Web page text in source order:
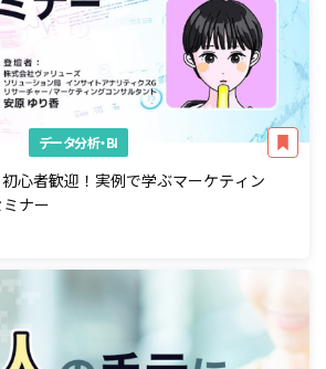
データ分析・BI
初心者歓迎！実例で学ぶマーケティン
ナー